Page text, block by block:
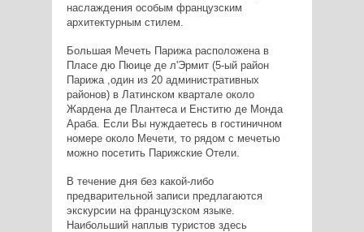
наслаждения особым французским
архитектурным стилем.
Большая Мечеть Парижа расположена в
Пласе дю Пюице де л'Эрмит (5-ый район
Парижа ,один из 20 административных
районов) в Латинском квартале около
Жардена де Плантеса и Енститю де Монда
Араба. Если Вы нуждаетесь в гостиничном
номере около Мечети, то рядом с мечетью
можно посетить Парижские Отели.
В течение дня без какой-либо
предварительной записи предлагаются
экскурсии на французском языке.
Наибольший наплыв туристов здесь